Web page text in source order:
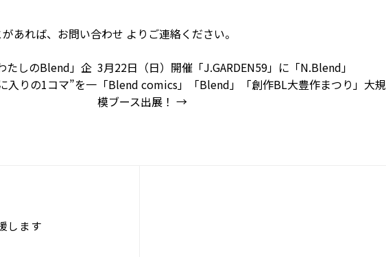
あれば、 お問い合わせ よりご連絡ください。
たしのBlend」企
入りの1コマ”を一
3月22日（日）開催「J.GARDEN59」に「N.Blend」
「Blend comics」「Blend」「創作BL大豊作まつり」大規
模ブース出展！ →
します